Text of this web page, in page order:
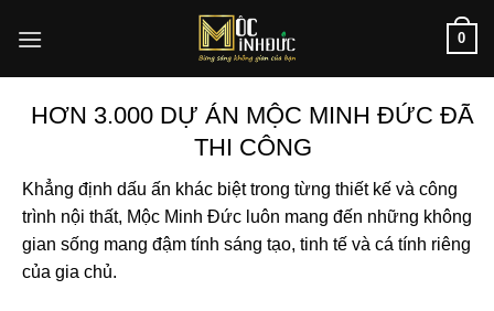
qua
0
HƠN 3.000 DỰ ÁN MỘC MINH ĐỨC ĐÃ
THI CÔNG
Khẳng định dấu ấn khác biệt trong từng thiết kế và công
trình nội thất, Mộc Minh Đức luôn mang đến những không
gian sống mang đậm tính sáng tạo, tinh tế và cá tính riêng
của gia chủ.